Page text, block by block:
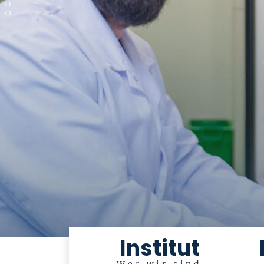
Institut